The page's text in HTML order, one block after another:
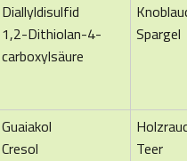
Diallyldisulfid
1,2-Dithiolan-4-
carboxylsäure
Spargel
Guaiakol
Cresol
Teer